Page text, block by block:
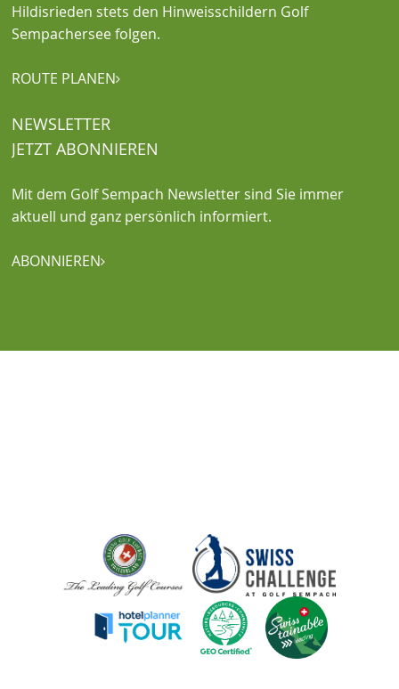
Hildisrieden stets den Hinweisschildern Golf
Sempachersee folgen.
ROUTE PLANEN
NEWSLETTER
JETZT ABONNIEREN
Mit dem Golf Sempach Newsletter sind Sie immer
aktuell und ganz persönlich informiert.
ABONNIEREN